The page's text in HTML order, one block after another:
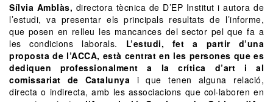
Sílvia Amblàs, directora tècnica de D’EP Institut i autora de
l’estudi, va presentar els principals resultats de l’informe,
que posen en relleu les mancances del sector pel que fa a
les condicions laborals. L’estudi, fet a partir d’una
proposta de l’ACCA, està centrat en les persones que es
dediquen professionalment a la crítica d’art i al
comissariat de Catalunya i que tenen alguna relació,
directa o indirecta, amb les associacions que col·laboren en